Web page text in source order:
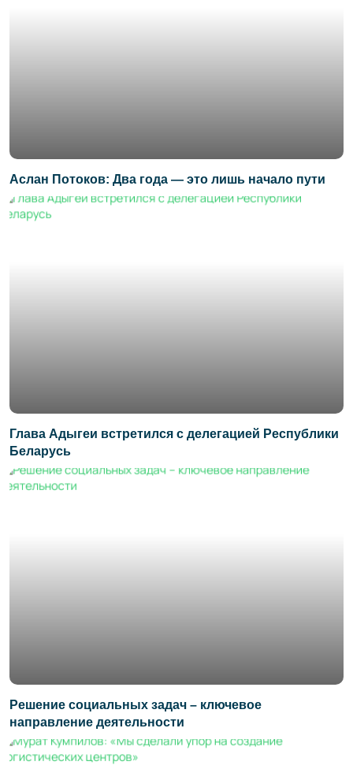
Аслан Потоков: Два года — это лишь начало пути
Глава Адыгеи встретился с делегацией Республики
Беларусь
Решение социальных задач – ключевое
направление деятельности